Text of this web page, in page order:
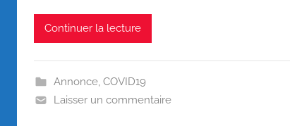
Continuer la lecture
Annonce, COVID19
Laisser un commentaire